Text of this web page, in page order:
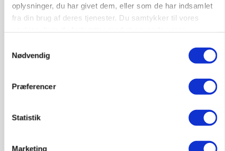
oplysninger, du har givet dem, eller som de har indsamlet
fra din brug af deres tjenester. Du samtykker til vores
Nødvendig
Præferencer
Statistik
Marketing
gødskningslov
Annonce
KVÆG
Snart kan man søge tilskud til naturprojekter